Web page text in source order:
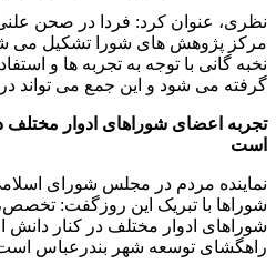
نظری، عنوان کرد: فردا در صحن
مرکز پژوهش های شورا تشکیل می
نخبه گانی با توجه به تجربه ها و
گرفته می شود و این جمع می تواند
تجربه اعضای شوراهای ادوار
است
نماینده مردم در مجلس شورای
شوراها با تبریک این روزگفت:
شوراهای ادوار مختلف در کنار
راهگشای توسعه شهر بندرعباس